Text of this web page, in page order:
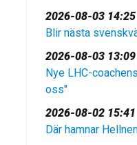
2026-08-03 14:25
Blir nästa
2026-08-03 13:09
Nye LHC-
oss"
2026-08-02 15:41
Där hamnar